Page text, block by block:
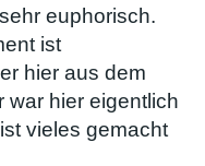
euphorisch.
ist
hier aus dem
war hier eigentlich
vieles gemacht